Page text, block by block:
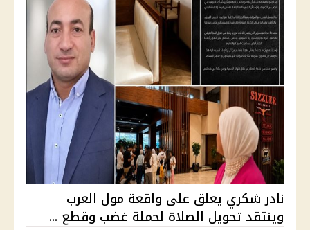
نادر شكري يعلق على واقعة مول العرب
وينتقد تحويل الصلاة لحملة غضب وقطع ...